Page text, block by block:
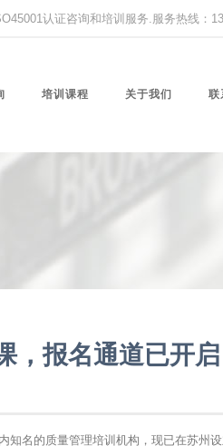
认证咨询和培训服务.服务热线：
培训课程 关于我们 联
，报名通道已开启
知名的质量管理培训机构，现已在苏州